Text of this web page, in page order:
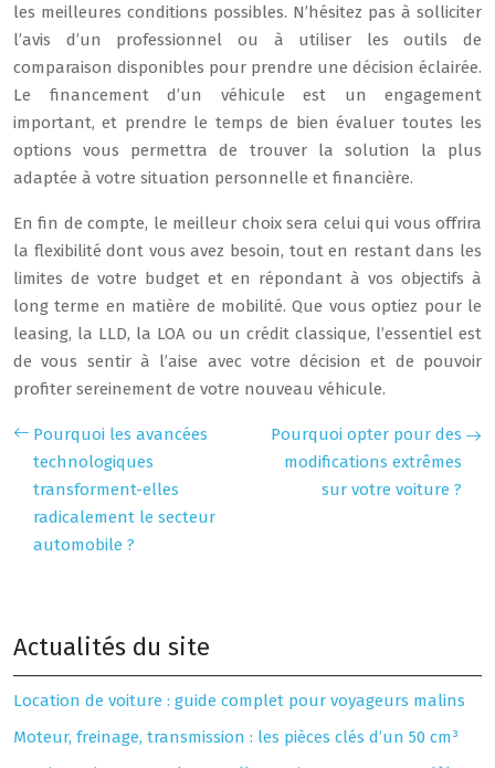
les meilleures conditions possibles. N’hésitez pas à solliciter
l’avis d’un professionnel ou à utiliser les outils de
comparaison disponibles pour prendre une décision éclairée.
Le financement d’un véhicule est un engagement
important, et prendre le temps de bien évaluer toutes les
options vous permettra de trouver la solution la plus
adaptée à votre situation personnelle et financière.
En fin de compte, le meilleur choix sera celui qui vous offrira
la flexibilité dont vous avez besoin, tout en restant dans les
limites de votre budget et en répondant à vos objectifs à
long terme en matière de mobilité. Que vous optiez pour le
leasing, la LLD, la LOA ou un crédit classique, l’essentiel est
de vous sentir à l’aise avec votre décision et de pouvoir
profiter sereinement de votre nouveau véhicule.
Pourquoi les avancées
technologiques
transforment-elles
radicalement le secteur
automobile ?
Pourquoi opter pour des
modifications extrêmes
sur votre voiture ?
Actualités du site
Location de voiture : guide complet pour voyageurs malins
Moteur, freinage, transmission : les pièces clés d’un 50 cm³